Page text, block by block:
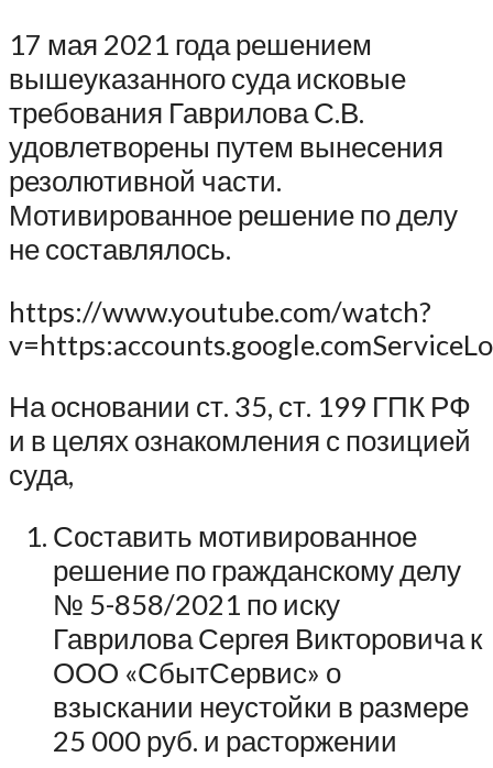
17 мая 2021 года решением
вышеуказанного суда исковые
требования Гаврилова С.В.
удовлетворены путем вынесения
резолютивной части.
Мотивированное решение по делу
не составлялось.
https://www.youtube.com/watch?
На основании ст. 35, ст. 199 ГПК РФ
и в целях ознакомления с позицией
суда,
Составить мотивированное
решение по гражданскому делу
№ 5-858/2021 по иску
Гаврилова Сергея Викторовича к
ООО «СбытСервис» о
взыскании неустойки в размере
25 000 руб. и расторжении